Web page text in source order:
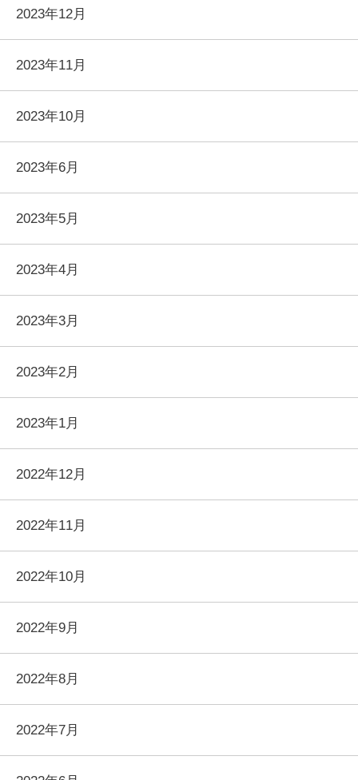
2023年12月
2023年11月
2023年10月
2023年6月
2023年5月
2023年4月
2023年3月
2023年2月
2023年1月
2022年12月
2022年11月
2022年10月
2022年9月
2022年8月
2022年7月